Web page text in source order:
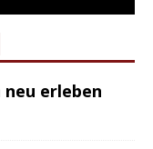
erleben